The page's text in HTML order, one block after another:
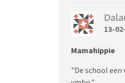
Overigens
plaatsen,13-
Mamahippie
"De school